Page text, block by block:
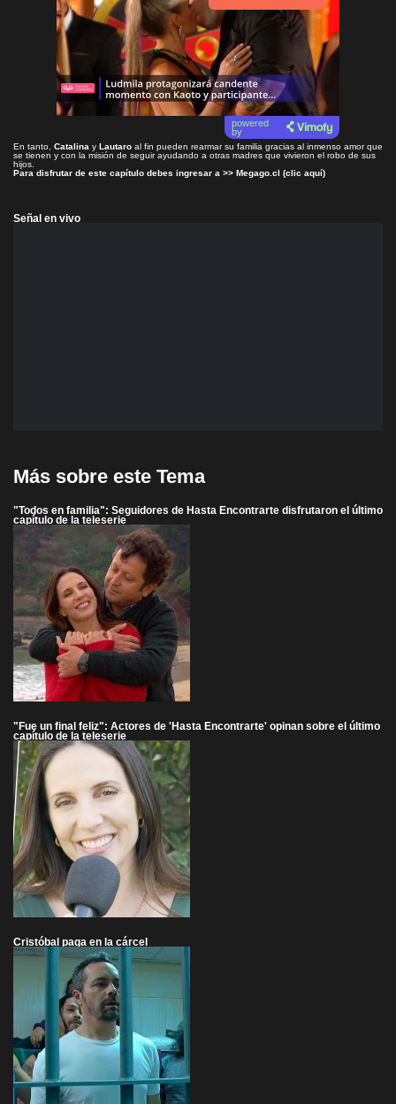
powered
by
En tanto, Catalina y Lautaro al fin pueden rearmar su familia gracias al inmenso amor que
se tienen y con la misión de seguir ayudando a otras madres que vivieron el robo de sus
hijos.
Para disfrutar de este capítulo debes ingresar a >> Megago.cl (clic aquí)
Señal en vivo
Más sobre este Tema
"Todos en familia": Seguidores de Hasta Encontrarte disfrutaron el último
capítulo de la teleserie
"Fue un final feliz": Actores de 'Hasta Encontrarte' opinan sobre el último
capítulo de la teleserie
Cristóbal paga en la cárcel